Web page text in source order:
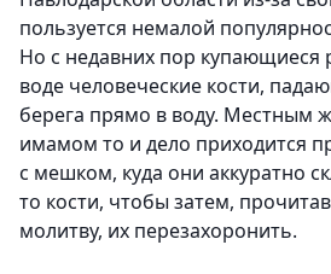
пользуется немалой
Но с недавних пор купающиеся
воде человеческие кости,
берега прямо в воду. Местным
имамом то и дело приходится
с мешком, куда они аккуратно
то кости, чтобы затем,
молитву, их перезахоронить.